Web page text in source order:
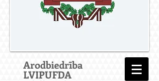
Arodbiedrība
LVIPUFDA